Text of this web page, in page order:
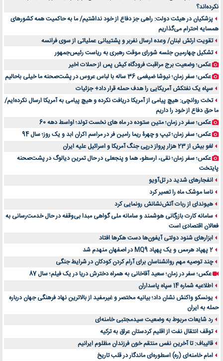
خرید و فروش قطعات سرور دست دوم در ماهان شبکه ایرانیان
اهمیت انتخاب بهترین وکیل در سعادت آباد برای پرونده‌های حساس و کلان
لیفتراک صفر؛ راهنمای جامع خرید، قیمت و فروش در ایران
راهنمای جامع بهترین کفش ورزشی برای دویدن و استفاده روزمره | بررسی ۱۲ مدل برتر
نکرده‌اند؟
پزشکیان در هیئت دولت: راهی جز دفاع از خود نداشتیم/ ما به حاکمیت همه کشورهای
همسایه احترام می‌گذاریم
تقویت ارتش لبنان/ وعده ارسال نفربر و پشتیبانی عملیاتی از سوی فرانسه
تشکیل چهارمین جلسه شورای موقت رهبری به ریاست رئیس‌جمهور
عکس؛ وضعیت برج مراقبت فرودگاه کیش پس از حملات اخیر
عکس؛ سفر زمان؛ نیوشا ضیغمی 36 ساله با لباس عروس در پشت‌صحنه ما خیلی باحالیم
سپاه یک نفتکش آمریکایی را هدف حمله قرار داد+ جزئیات
تخت روانچی: هیچ پیامی از آمریکا دریافت نکرده و هیچ پیامی به آمریکا ارسال نکرده‌ایم/
ما حق دفاع از خود را داریم
عکس؛ سفر در زمان؛ متین ستوده در ماه های نخست تولد؛ اواسط دهه 60
عکس؛ سفر زمان؛ تیپ و چهرۀ ریما رامین فر در مراسم اکران ابد و یک روز؛ سال 94
لغو بیش از 23 هزار پرواز درپی جنگ آمریکا و اسرائیل علیه ایران
عکس؛ سفر زمان؛ نقی، ارسطو، هما و پنجعلی در حال تمرین دیالوگ در پشت‌صحنه
پایتخت
انفجارهای شدید در تل‌آویو
ناسا موشک ماه را تعمیر کرد
هیوندای از ربات آتش‌نشانش رونمایی کرد
سامانه کارت بازرگانی هوشمند و سامانه ملی گواهی مبدا بی‌وقفه در حال خدمت‌رسانی به
فعالان اقتصادی است
ابزارهای شنود دولتی آیفون‌ها دست هکرها افتاد
2 پهپاد هرمس و یک پهپاد MQ9 در اصفهان منهدم شد
چند توصیه مهم روانشناسان برای آرام کردن کودکان در شرایط جنگی
عکس؛ سفر در زمان؛ سعید آقاخانی به همراه دخترش دریا در یک فیلم؛ سال 87
اطلاعیه شماره 14 سپاه پاسداران
یونسکو واکنش نشان داد؛ بیانیه مختصر و غیرمفید از بالاترین نهاد فرهنگی جهان درباره
حمله به ایران
رد شایعات مربوط به وضعیت سیدمجتبی خامنه‌ای
توقف انتقال نفت از اقلیم کردستان عراق به ترکیه
قالیباف: تا آخرین نفس منتقم خون فرزندان مظلوم ایرانیم
امام خامنه‌ای (ره) اسطوره‌ای ماندگار در قلب تاریخ